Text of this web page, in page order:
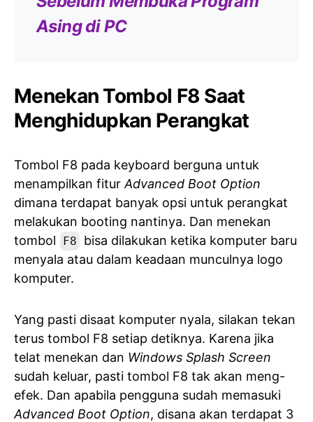
Asing di PC
Menekan Tombol F8 Saat
Menghidupkan Perangkat
Tombol F8 pada keyboard berguna untuk
menampilkan fitur Advanced Boot Option
dimana terdapat banyak opsi untuk perangkat
melakukan booting nantinya. Dan menekan
tombol
F8
bisa dilakukan ketika komputer baru
menyala atau dalam keadaan munculnya logo
komputer.
Yang pasti disaat komputer nyala, silakan tekan
terus tombol F8 setiap detiknya. Karena jika
telat menekan dan Windows Splash Screen
sudah keluar, pasti tombol F8 tak akan meng-
efek. Dan apabila pengguna sudah memasuki
Advanced Boot Option, disana akan terdapat 3